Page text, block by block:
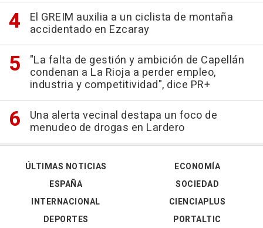
El GREIM auxilia a un ciclista de montaña
accidentado en Ezcaray
"La falta de gestión y ambición de Capellán
condenan a La Rioja a perder empleo,
industria y competitividad", dice PR+
Una alerta vecinal destapa un foco de
menudeo de drogas en Lardero
ÚLTIMAS NOTICIAS
ESPAÑA
INTERNACIONAL
DEPORTES
ECONOMÍA
SOCIEDAD
CIENCIAPLUS
PORTALTIC